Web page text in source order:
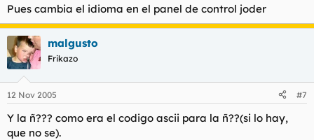
Pues cambia el idioma en el panel de control joder
malgusto
Frikazo
12 Nov 2005 #7
Y la ñ??? como era el codigo ascii para la ñ??(si lo hay,
que no se).